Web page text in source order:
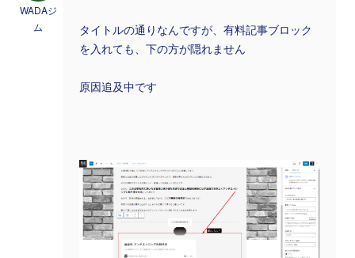
WADAジ
ム
タイトルの通りなんですが、有料記事ブロック
を入れても、下の方が隠れません
原因追及中です